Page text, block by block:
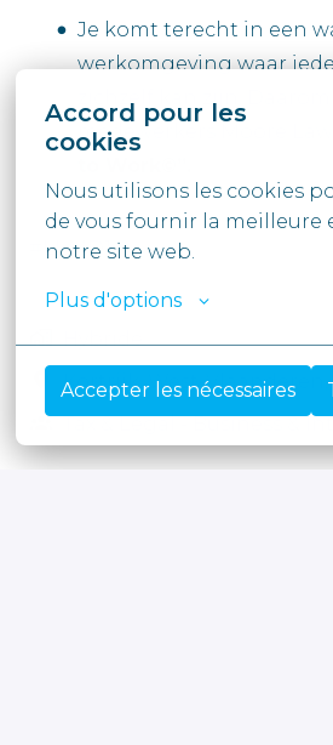
Accord pour les
cookies
Nous utilisons les cookies
de vous fournir la meilleure
notre site web.
Plus d'options
Accepter les nécessaires
Je komt terecht in een
werkomgeving waar
zichzelf kan zijn.
medewerkers Moore Law
#LI-MD1
Kortrijk West-Vlaanderen
Tax & Legal - Business &